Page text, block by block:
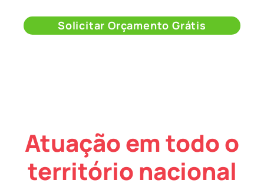
Solicitar Orçamento Grátis
Atuação em todo o
território nacional